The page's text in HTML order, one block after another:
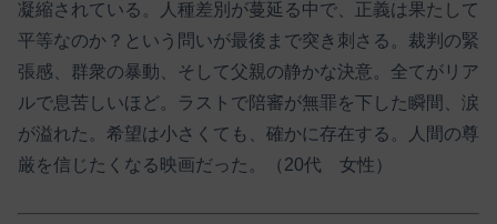
凝縮されている。人種差別が蔓延る中で、正義は果たして
平等なのか？という問いが最後まで突き刺さる。裁判の緊
張感、群衆の暴動、そして父親の静かな決意。全てがリア
ルで息苦しいほど。ラストで陪審が無罪を下した瞬間、涙
が溢れた。希望は小さくても、確かに存在する。人間の尊
厳を信じたくなる映画だった。（20代 女性）